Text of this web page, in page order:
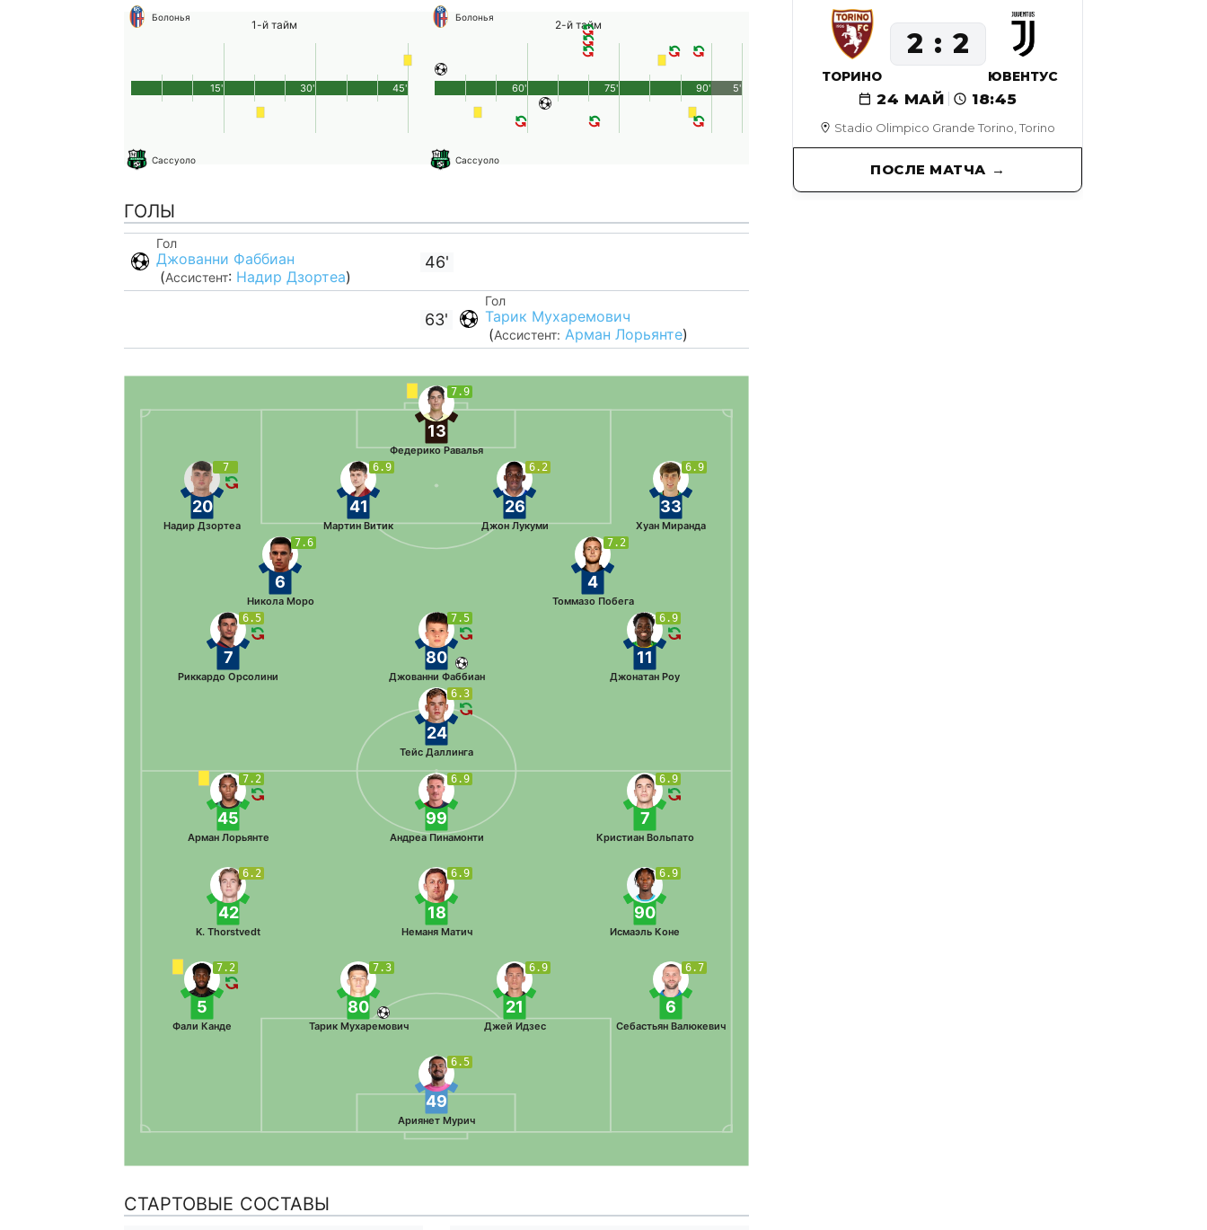
Болонья
1-й тайм
Сассуоло
45'
15' 30'
Болонья
2-й тайм
Сассуоло
90'
60' 75' 5'
ГОЛЫ
Гол
Джованни Фаббиан
(Ассистент: Надир Дзортеа)
46'
63'
Гол
Тарик Мухаремович
(Ассистент: Арман Лорьянте)
7.9
13
Федерико Равалья
6.9
33
Хуан Миранда
6.2
26
Джон Лукуми
6.9
41
Мартин Витик
7
20
Надир Дзортеа
7.2
4
Томмазо Побега
7.6
6
Никола Моро
6.9
11
Джонатан Роу
7.5
80
Джованни Фаббиан
6.5
7
Риккардо Орсолини
6.3
24
Тейс Даллинга
6.5
49
Ариянет Мурич
7.2
5
Фали Канде
7.3
80
Тарик Мухаремович
6.9
21
Джей Идзес
6.7
6
Себастьян Валюкевич
6.2
42
K. Thorstvedt
6.9
18
Неманя Матич
6.9
90
Исмаэль Коне
7.2
45
Арман Лорьянте
6.9
99
Андреа Пинамонти
6.9
7
Кристиан Вольпато
СТАРТОВЫЕ СОСТАВЫ
Stadio Olimpico Grande Torino, Torino
24 МАЙ 18:45
ТОРИНО
2 2
ЮВЕНТУС
ПОСЛЕ МАТЧА